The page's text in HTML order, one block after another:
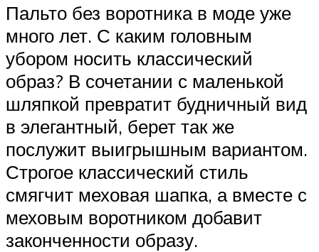
Пальто без воротника в моде уже
много лет. С каким головным
убором носить классический
образ? В сочетании с маленькой
шляпкой превратит будничный вид
в элегантный, берет так же
послужит выигрышным вариантом.
Строгое классический стиль
смягчит меховая шапка, а вместе с
меховым воротником добавит
законченности образу.